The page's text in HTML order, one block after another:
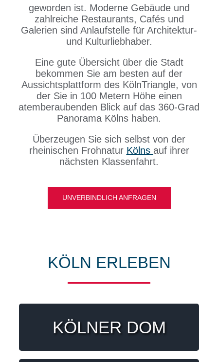
geworden ist. Moderne Gebäude und
zahlreiche Restaurants, Cafés und
Galerien sind Anlaufstelle für Architektur-
und Kulturliebhaber.
Eine gute Übersicht über die Stadt
bekommen Sie am besten auf der
Aussichtsplattform des KölnTriangle, von
der Sie in 100 Metern Höhe einen
atemberaubenden Blick auf das 360-Grad
Panorama Kölns haben.
Überzeugen Sie sich selbst von der
rheinischen Frohnatur Kölns auf ihrer
nächsten Klassenfahrt.
UNVERBINDLICH ANFRAGEN
KÖLN ERLEBEN
KÖLNER DOM
Kein anderes Wahrzeichen steht
mehr für die Stadt als der Dom. Mit